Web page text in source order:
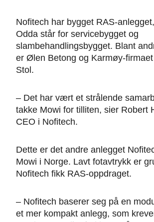
Nofitech har bygget RAS-
Odda står for servicebygget og
slambehandlingsbygget. Blant
er Ølen Betong og Karmøy-
Stol.
– Det har vært et strålende
takke Mowi for tilliten, sier Robert
CEO i Nofitech.
Dette er det andre anlegget
Mowi i Norge. Lavt fotavtrykk er
Nofitech fikk RAS-oppdraget.
– Nofitech baserer seg på en
et mer kompakt anlegg, som